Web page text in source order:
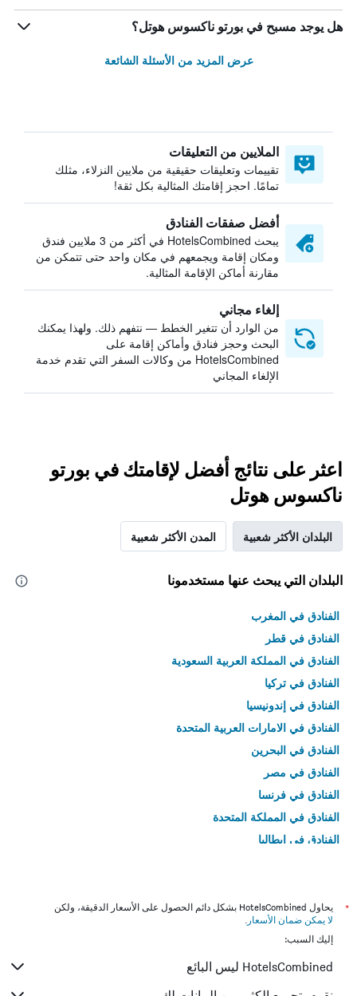
هل يوجد مسبح في بورتو ناكسوس هوتل؟
عرض المزيد من الأسئلة الشائعة
الملايين من التعليقات
تقييمات وتعليقات حقيقية من ملايين النزلاء، مثلك
تمامًا. احجز إقامتك المثالية بكل ثقة!
أفضل صفقات الفنادق
يبحث HotelsCombined في أكثر من 3 ملايين فندق
ومكان إقامة ويجمعهم في مكان واحد حتى تتمكن من
مقارنة أماكن الإقامة المثالية.
إلغاء مجاني
من الوارد أن تتغير الخطط — نتفهم ذلك. ولهذا يمكنك
البحث وحجز فنادق وأماكن إقامة على
HotelsCombined من وكالات السفر التي تقدم خدمة
الإلغاء المجاني
اعثر على نتائج أفضل لإقامتك في بورتو
ناكسوس هوتل
البلدان الأكثر شعبية المدن الأكثر شعبية
البلدان التي يبحث عنها مستخدمونا
الفنادق في المغرب
الفنادق في قطر
الفنادق في المملكة العربية السعودية
الفنادق في تركيا
الفنادق في إندونيسيا
الفنادق في الامارات العربية المتحدة
الفنادق في البحرين
الفنادق في مصر
الفنادق في فرنسا
الفنادق في المملكة المتحدة
الفنادق في إيطاليا
*
يحاول HotelsCombined بشكل دائم الحصول على الأسعار الدقيقة، ولكن
لا يمكن ضمان الأسعار .
إليك السبب:
HotelsCombined ليس البائع